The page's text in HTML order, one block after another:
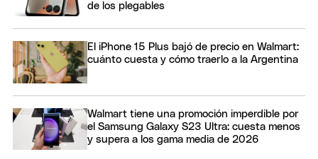
de los plegables
El iPhone 15 Plus bajó de precio en Walmart:
cuánto cuesta y cómo traerlo a la Argentina
Walmart tiene una promoción imperdible por
el Samsung Galaxy S23 Ultra: cuesta menos
y supera a los gama media de 2026